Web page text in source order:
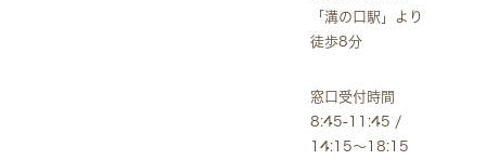
「溝の口駅」より
徒歩8分
窓口受付時間
8:45-11:45 /
14:15～18:15